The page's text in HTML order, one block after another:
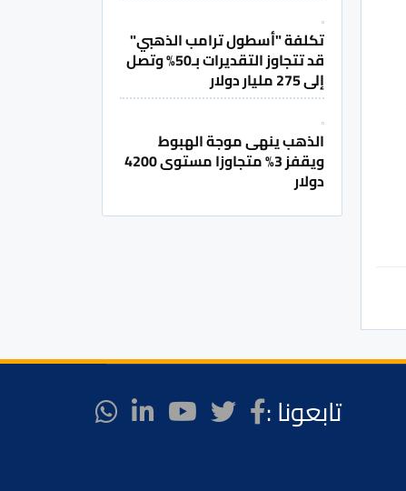
تكلفة "أسطول ترامب الذهبي"
قد تتجاوز التقديرات بـ50% وتصل
إلى 275 مليار دولار
الذهب ينهى موجة الهبوط
ويقفز 3% متجاوزا مستوى 4200
دولار
تابعونا :